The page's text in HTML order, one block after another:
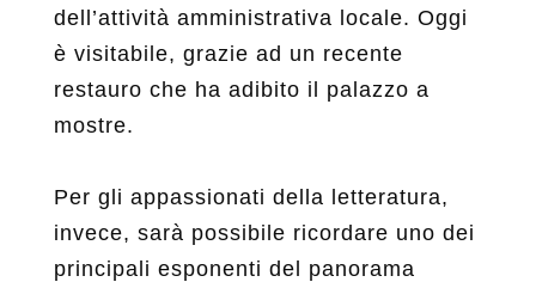
dell’attività amministrativa locale. Oggi
è visitabile, grazie ad un recente
restauro che ha adibito il palazzo a
mostre.
Per gli appassionati della letteratura,
invece, sarà possibile ricordare uno dei
principali esponenti del panorama